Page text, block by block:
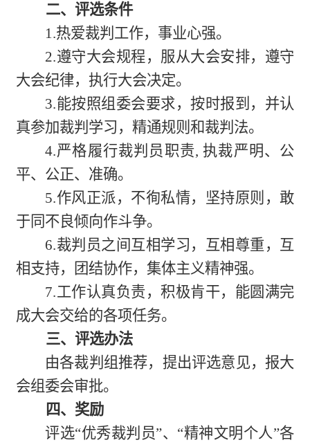
二、评选条件
1.热爱裁判工作，事业心强。
2.遵守大会规程，服从大会安排，遵守
大会纪律，执行大会决定。
3.能按照组委会要求，按时报到，并认
真参加裁判学习，精通规则和裁判法。
4.严格履行裁判员职责, 执裁严明、公
平、公正、准确。
5.作风正派，不徇私情，坚持原则，敢
于同不良倾向作斗争。
6.裁判员之间互相学习，互相尊重，互
相支持，团结协作，集体主义精神强。
7.工作认真负责，积极肯干，能圆满完
成大会交给的各项任务。
三、评选办法
由各裁判组推荐，提出评选意见，报大
会组委会审批。
四、奖励
评选“优秀裁判员”、“精神文明个人”各